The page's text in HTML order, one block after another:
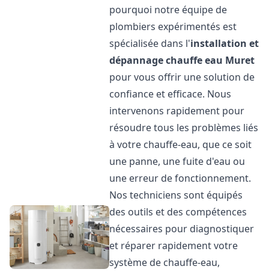
pourquoi notre équipe de
plombiers expérimentés est
spécialisée dans l'installation et
dépannage chauffe eau Muret
pour vous offrir une solution de
confiance et efficace. Nous
intervenons rapidement pour
résoudre tous les problèmes liés
à votre chauffe-eau, que ce soit
une panne, une fuite d'eau ou
une erreur de fonctionnement.
Nos techniciens sont équipés
des outils et des compétences
nécessaires pour diagnostiquer
et réparer rapidement votre
système de chauffe-eau,